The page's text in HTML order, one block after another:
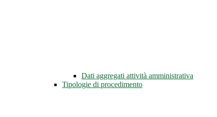
Dati aggregati attività amministrativa
Tipologie di procedimento